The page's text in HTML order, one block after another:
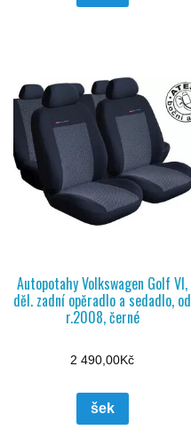
Autopotahy Volkswagen Golf VI,
děl. zadní opěradlo a sedadlo, od
r.2008, černé
2 490,00Kč
šek